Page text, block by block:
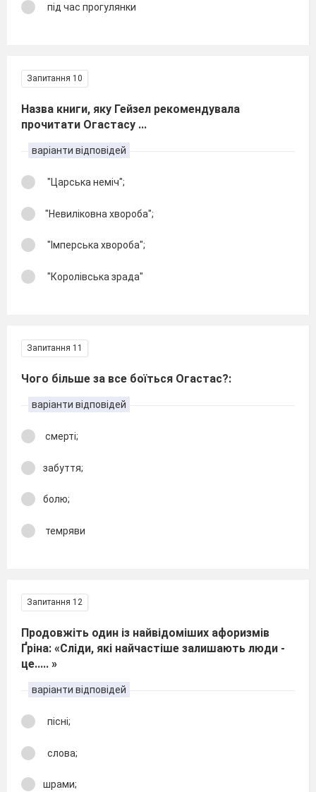
під час прогулянки
Запитання 10
Назва книги, яку Гейзел рекомендувала
прочитати Огастасу ...
варіанти відповідей
"Царська неміч";
"Невиліковна хвороба";
"Імперська хвороба";
"Королівська зрада"
Запитання 11
Чого більше за все боїться Огастас?:
варіанти відповідей
смерті;
забуття;
болю;
темряви
Запитання 12
Продовжіть один із найвідоміших афоризмів
Ґріна: «Сліди, які найчастіше залишають люди -
це..... »
варіанти відповідей
пісні;
слова;
шрами;